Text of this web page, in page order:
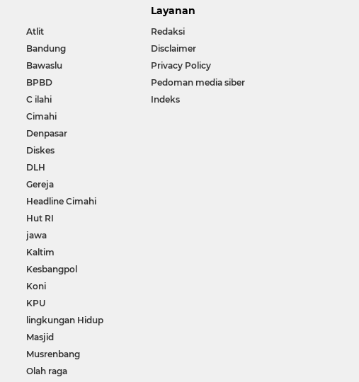
Atlit
Bandung
Bawaslu
BPBD
C ilahi
Cimahi
Denpasar
Diskes
DLH
Gereja
Headline Cimahi
Hut RI
jawa
Kaltim
Kesbangpol
Koni
KPU
lingkungan Hidup
Masjid
Musrenbang
Olah raga
Layanan
Redaksi
Disclaimer
Privacy Policy
Pedoman media siber
Indeks